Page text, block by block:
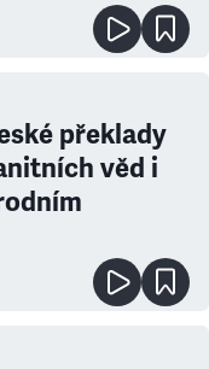
překlady
věd i